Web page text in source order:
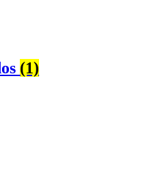
(1)